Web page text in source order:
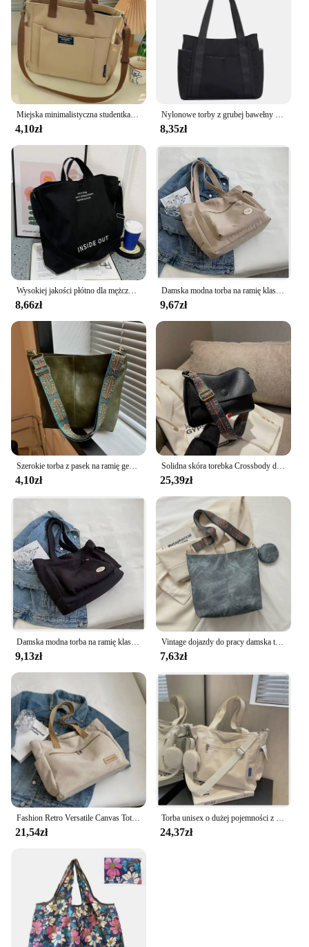
4,10zł 8,35zł
8,66zł
Damska modna torba na ramię klasa o dużej pojemności torba studencka 2024 nowa płócienna torebka dojazdowa torebka damska
9,67zł
Szerokie torba z pasek na ramię geometryczne torby Crossbody o dużej pojemności dla kobiet, Retro skóra damska torba na zakupy podróż
4,10zł
Solidna skóra torebka Crossbody dla kobiet, 2024 zajmują się kobiecym prostym ramieniem torba boczna wysokiej jakości torebki i portmonetki kobiet
25,39zł
Damska modna torba na ramię klasa o dużej pojemności torba studencka 2024 nowa płócienna torebka dojazdowa torebka damska
9,13zł
Vintage dojazdy do pracy damska torba na ramię o dużej pojemności codzienne torby typu Crossbody torebki i portmonetki ze skóry Pu designerska torba
7,63zł
Fashion Retro Versatile Canvas Tote Bag Leisure Student Shoulder Bags Portable Handbag with Zipper for Women Сумка Женская 2024
21,54zł
Torba unisex o dużej pojemności z portmonetką, tornister dla uczniów gimnazjum w stylu college'u, torba na ramię typu crossbody
24,37zł